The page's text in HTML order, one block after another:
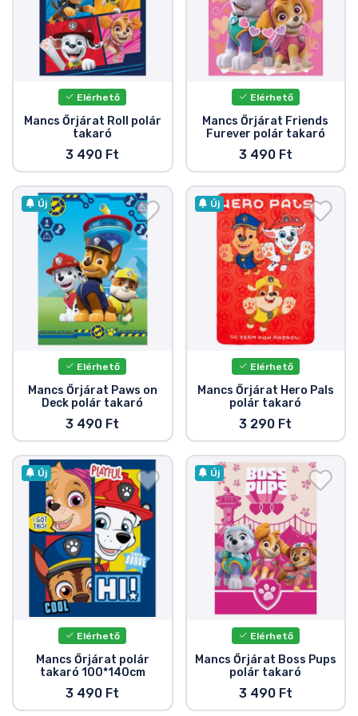
Elérhető
Mancs Őrjárat Roll polár
takaró
3 490 Ft
Elérhető
Mancs Őrjárat Friends
Furever polár takaró
3 490 Ft
Új
Elérhető
Mancs Őrjárat Paws on
Deck polár takaró
3 490 Ft
Új
Elérhető
Mancs Őrjárat Hero Pals
polár takaró
3 290 Ft
Új
Elérhető
Mancs Őrjárat polár
takaró 100*140cm
3 490 Ft
Új
Elérhető
Mancs Őrjárat Boss Pups
polár takaró
3 490 Ft
Terméktípusok
Márkák